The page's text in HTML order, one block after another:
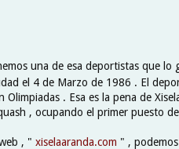
una de esa deportistas que lo
el 4 de Marzo de 1986 . El
Olimpiadas . Esa es la pena de
, ocupando el primer puesto
, " xiselaaranda.com " ,